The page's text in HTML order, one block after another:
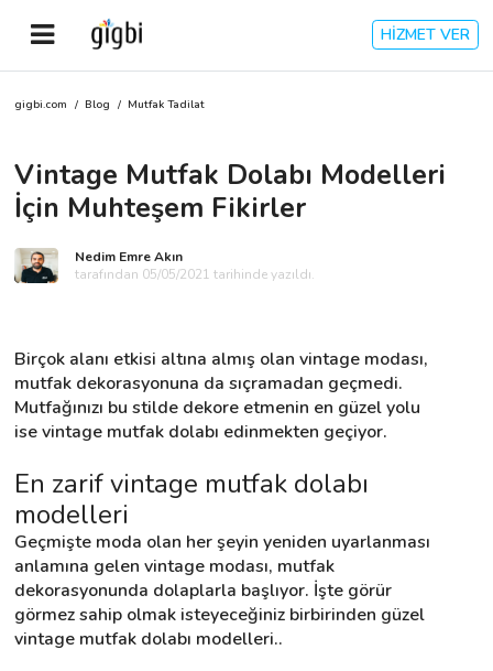
HİZMET VER
Anasayfa
Giriş Yap
Kategoriler
🎈 Biz Kimiz?
🧐 Nasıl Çalışır?
🌟 Müşteri Değerlendirmeleri
Destek
İletişim
gigbi.com / Blog / Mutfak Tadilat
Vintage Mutfak Dolabı Modelleri
İçin Muhteşem Fikirler
Nedim Emre Akın
tarafından 05/05/2021 tarihinde yazıldı.
Birçok alanı etkisi altına almış olan vintage modası,
mutfak dekorasyonuna da sıçramadan geçmedi.
Mutfağınızı bu stilde dekore etmenin en güzel yolu
ise vintage mutfak dolabı edinmekten geçiyor.
En zarif vintage mutfak dolabı
modelleri
Geçmişte moda olan her şeyin yeniden uyarlanması
anlamına gelen vintage modası, mutfak
dekorasyonunda dolaplarla başlıyor. İşte görür
görmez sahip olmak isteyeceğiniz birbirinden güzel
vintage mutfak dolabı modelleri..